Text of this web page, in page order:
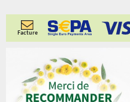
Facture